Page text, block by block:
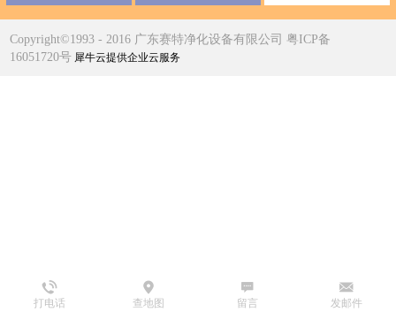
Copyright©1993 - 2016 广东赛特净化设备有限公司 粤ICP备
16051720号 犀牛云提供企业云服务
打电话 查地图 发邮件
留言